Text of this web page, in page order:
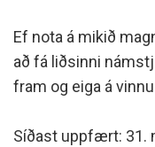
Ef nota á mikið
að fá liðsinni
fram og eiga á
Síðast uppfært: 31.